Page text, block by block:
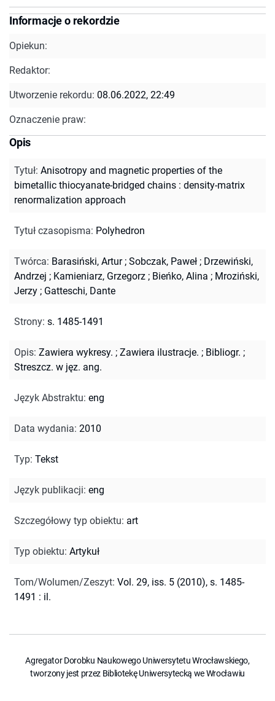
Informacje o rekordzie
Opiekun:
Redaktor:
Utworzenie rekordu: 08.06.2022, 22:49
Oznaczenie praw:
Opis
Tytuł: Anisotropy and magnetic properties of the
bimetallic thiocyanate-bridged chains : density-matrix
renormalization approach
Tytuł czasopisma: Polyhedron
Twórca: Barasiński, Artur; Sobczak, Paweł ; Drzewiński,
Andrzej ; Kamieniarz, Grzegorz ; Bieńko, Alina ; Mroziński,
Jerzy ; Gatteschi, Dante
Strony: s. 1485-1491
Opis: Zawiera wykresy. ; Zawiera ilustracje. ; Bibliogr. ;
Streszcz. w jęz. ang.
Język Abstraktu: eng
Data wydania: 2010
Typ: Tekst
Język publikacji: eng
Szczegółowy typ obiektu: art
Typ obiektu: Artykuł
Tom/Wolumen/Zeszyt: Vol. 29, iss. 5 (2010), s. 1485-
1491 : il.
Agregator Dorobku Naukowego Uniwersytetu Wrocławskiego,
tworzony jest przez Bibliotekę Uniwersytecką we Wrocławiu